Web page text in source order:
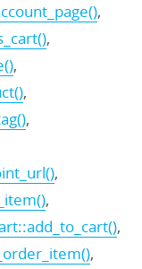
,
,
,
,
,
,
,
,
,